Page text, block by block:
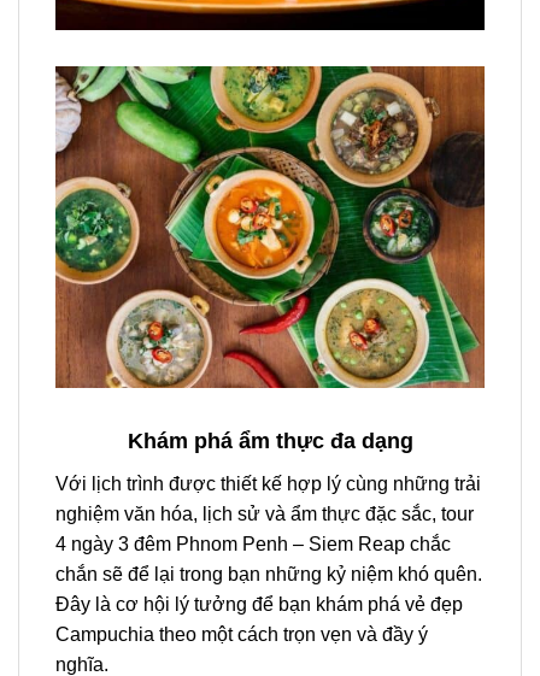
Khám phá ẩm thực đa dạng
Với lịch trình được thiết kế hợp lý cùng những trải
nghiệm văn hóa, lịch sử và ẩm thực đặc sắc, tour
4 ngày 3 đêm Phnom Penh – Siem Reap chắc
chắn sẽ để lại trong bạn những kỷ niệm khó quên.
Đây là cơ hội lý tưởng để bạn khám phá vẻ đẹp
Campuchia theo một cách trọn vẹn và đầy ý
nghĩa.